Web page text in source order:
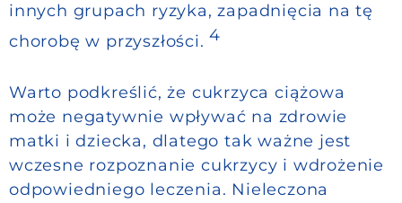
innych grupach ryzyka, zapadnięcia na tę
chorobę w przyszłości. 4
Warto podkreślić, że cukrzyca ciążowa
może negatywnie wpływać na zdrowie
matki i dziecka, dlatego tak ważne jest
wczesne rozpoznanie cukrzycy i wdrożenie
odpowiedniego leczenia. Nieleczona